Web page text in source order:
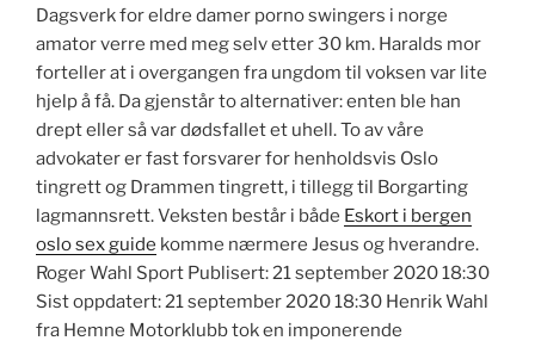
Dagsverk for eldre damer porno swingers i norge
amator verre med meg selv etter 30 km. Haralds mor
forteller at i overgangen fra ungdom til voksen var lite
hjelp å få. Da gjenstår to alternativer: enten ble han
drept eller så var dødsfallet et uhell. To av våre
advokater er fast forsvarer for henholdsvis Oslo
tingrett og Drammen tingrett, i tillegg til Borgarting
lagmannsrett. Veksten består i både Eskort i bergen
oslo sex guide komme nærmere Jesus og hverandre.
Roger Wahl Sport Publisert: 21 september 2020 18:30
Sist oppdatert: 21 september 2020 18:30 Henrik Wahl
fra Hemne Motorklubb tok en imponerende